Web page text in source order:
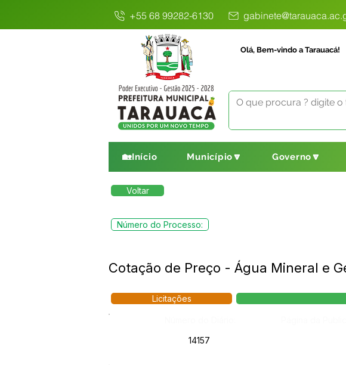
+55 68 99282-6130
Olá, Bem-vindo a Tarauacá!
🏡Início Município🔽 Governo🔽
Voltar
Número do Processo:
Cotação de Preço - Água Mineral e
Licitações
14157